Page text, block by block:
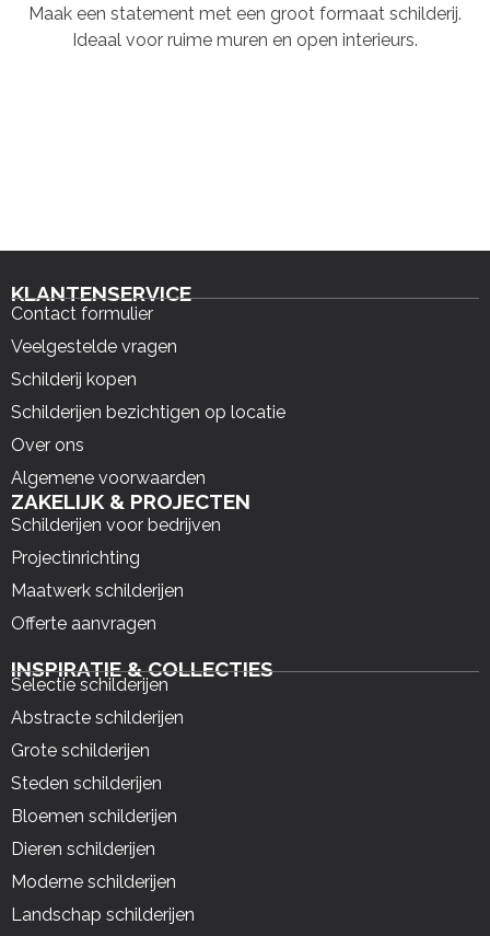
Maak een statement met een groot formaat schilderij.
Ideaal voor ruime muren en open interieurs.
KLANTENSERVICE
Contact formulier
Veelgestelde vragen
Schilderij kopen
Schilderijen bezichtigen op locatie
Over ons
Algemene voorwaarden
ZAKELIJK & PROJECTEN
Schilderijen voor bedrijven
Projectinrichting
Maatwerk schilderijen
Offerte aanvragen
INSPIRATIE & COLLECTIES
Selectie schilderijen
Abstracte schilderijen
Grote schilderijen
Steden schilderijen
Bloemen schilderijen
Dieren schilderijen
Moderne schilderijen
Landschap schilderijen